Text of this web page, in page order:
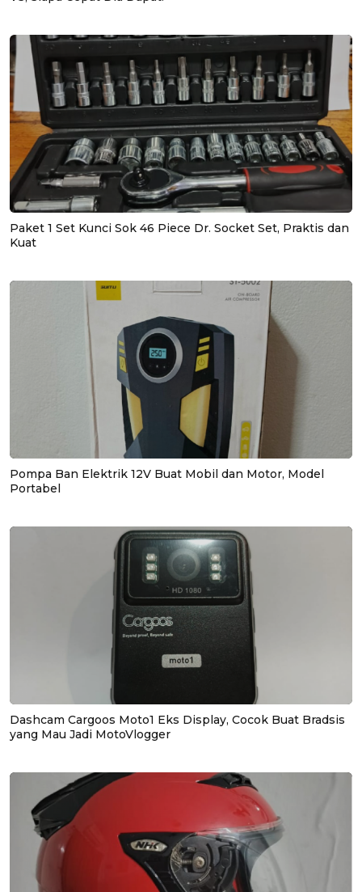
Paket 1 Set Kunci Sok 46 Piece Dr. Socket Set, Praktis dan
Kuat
Pompa Ban Elektrik 12V Buat Mobil dan Motor, Model
Portabel
Dashcam Cargoos Moto1 Eks Display, Cocok Buat Bradsis
yang Mau Jadi MotoVlogger